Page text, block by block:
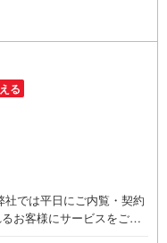
る
では平日にご内覧・契約
お客様にサービスをご用